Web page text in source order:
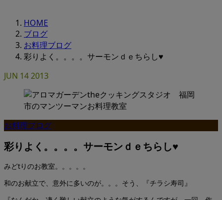
HOME
ブログ
お料理ブログ
彩りよく。。。。サーモンｄｅちらし♥
JUN 142013
お料理ブログ
彩りよく。。。。サーモンｄｅちらし♥
みどtりのお教室。。。。。
和のお献立で、意外に多いのが。。。そう、『チラシ寿司』